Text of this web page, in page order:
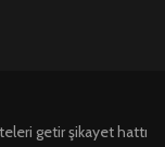
getir şikayet hattı